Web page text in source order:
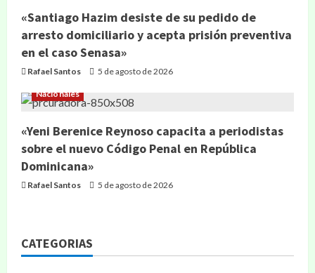
«Santiago Hazim desiste de su pedido de
arresto domiciliario y acepta prisión preventiva
en el caso Senasa»
Rafael Santos 5 de agosto de 2026
Nacionales
«Yeni Berenice Reynoso capacita a periodistas
sobre el nuevo Código Penal en República
Dominicana»
Rafael Santos 5 de agosto de 2026
CATEGORIAS